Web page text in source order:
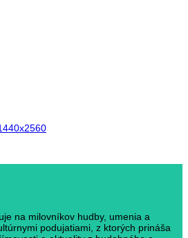
na milovníkov hudby, umenia a
podujatiami, z ktorých prináša